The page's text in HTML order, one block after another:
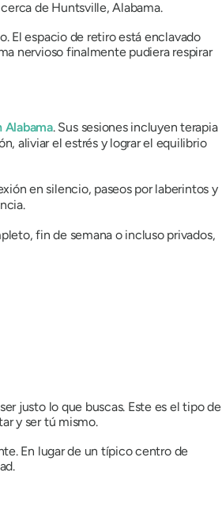
de Huntsville, Alabama.
El espacio de retiro está enclavado
nervioso finalmente pudiera respirar
Alabama. Sus sesiones incluyen terapia
aliviar el estrés y lograr el equilibrio
en silencio, paseos por laberintos y
fin de semana o incluso privados,
justo lo que buscas. Este es el tipo de
y ser tú mismo.
En lugar de un típico centro de